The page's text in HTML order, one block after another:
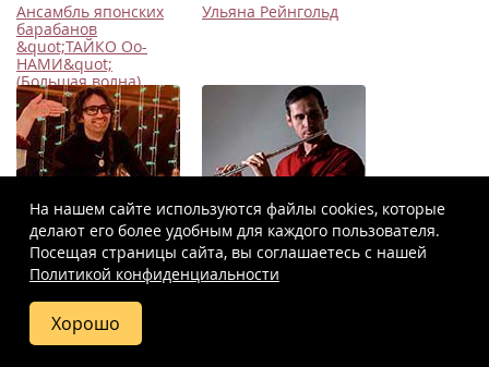
Ансамбль японских
барабанов
&quot;ТАЙКО Оо-
НАМИ&quot;
(Большая волна)
Ульяна Рейнгольд
Денис Баранов Андрей Алиев
На нашем сайте используются файлы cookies, которые
делают его более удобным для каждого пользователя.
Посещая страницы сайта, вы соглашаетесь c нашей
Политикой конфиденциальности
Хорошо